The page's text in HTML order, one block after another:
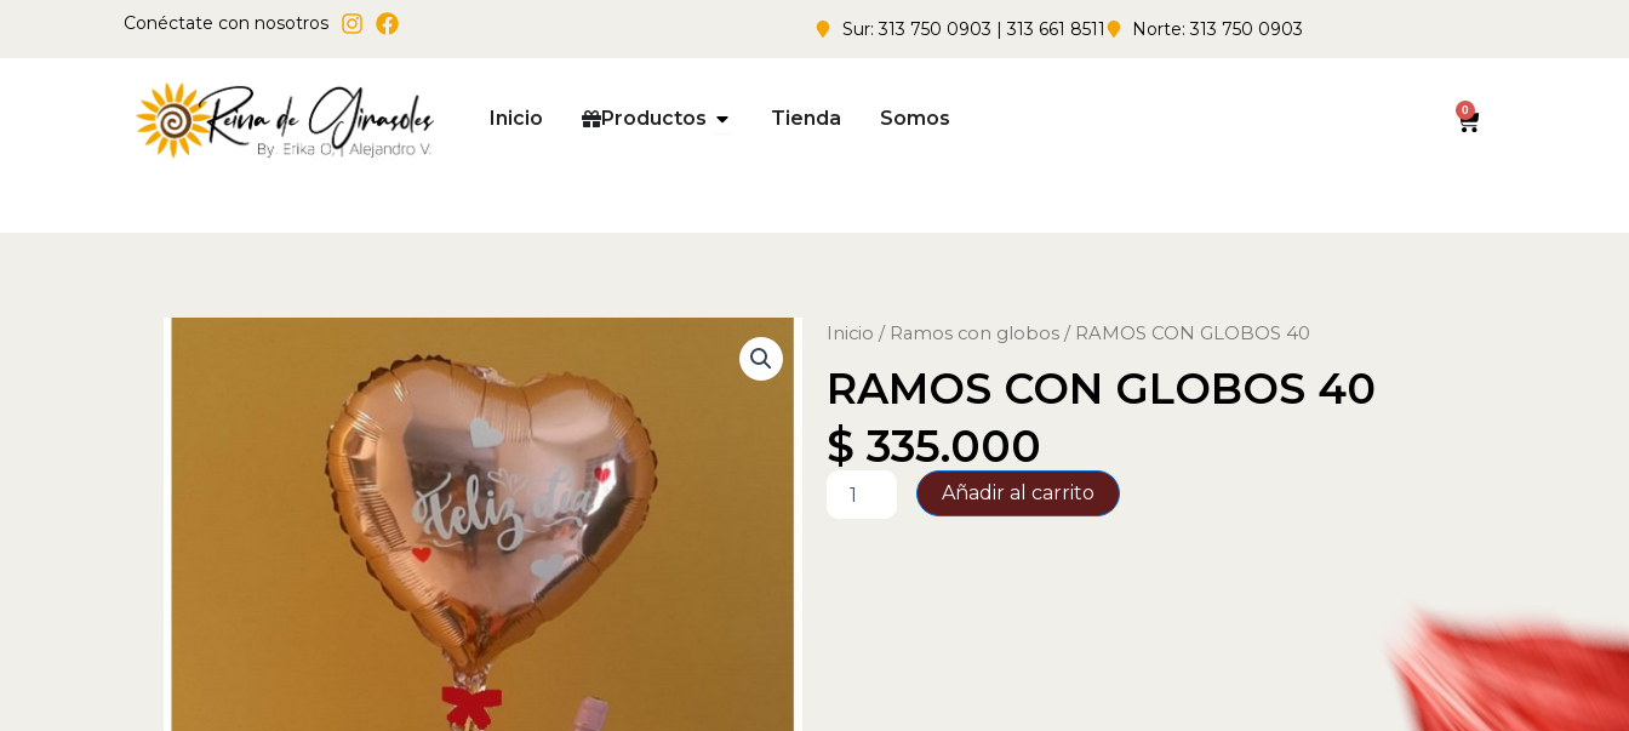
Conéctate con nosotros Sur: 313 750 0903 | 313 661 8511 Norte: 313 750 0903
Inicio Productos Open Productos
Tienda Somos 0
Cart
Inicio / Ramos con globos / RAMOS CON GLOBOS 40
RAMOS CON GLOBOS 40
$ 335.000
CON
Añadir al carrito